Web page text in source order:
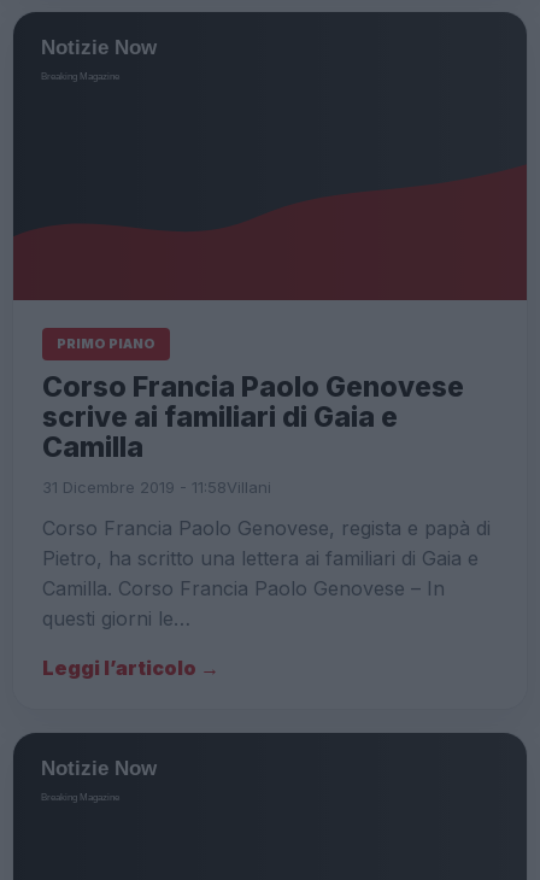
PRIMO PIANO
Corso Francia Paolo Genovese
scrive ai familiari di Gaia e
Camilla
31 Dicembre 2019 - 11:58Villani
Corso Francia Paolo Genovese, regista e papà di
Pietro, ha scritto una lettera ai familiari di Gaia e
Camilla. Corso Francia Paolo Genovese – In
questi giorni le…
Leggi l’articolo →